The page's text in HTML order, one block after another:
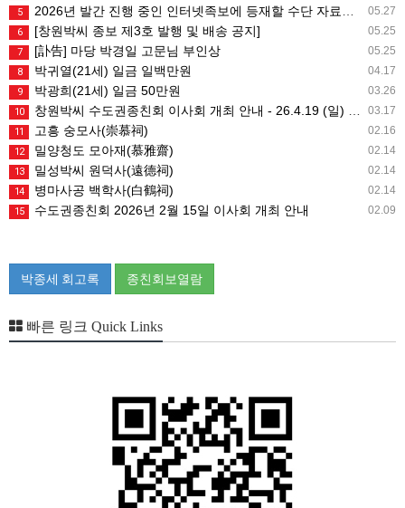
05.27
5 2026년 발간 진행 중인 인터넷족보에 등재할 수단 자료는 무엇인가요?
05.25
6 [창원박씨 종보 제3호 발행 및 배송 공지]
05.25
7 [訃告] 마당 박경일 고문님 부인상
04.17
8 박귀열(21세) 일금 일백만원
03.26
9 박광희(21세) 일금 50만원
03.17
10 창원박씨 수도권종친회 이사회 개최 안내 - 26.4.19 (일) 10시
02.16
11 고흥 숭모사(崇慕祠)
02.14
12 밀양청도 모아재(慕雅齋)
02.14
13 밀성박씨 원덕사(遠德祠)
02.14
14 병마사공 백학사(白鶴祠)
02.09
15 수도권종친회 2026년 2월 15일 이사회 개최 안내
박종세 회고록 종친회보열람
빠른 링크 Quick Links